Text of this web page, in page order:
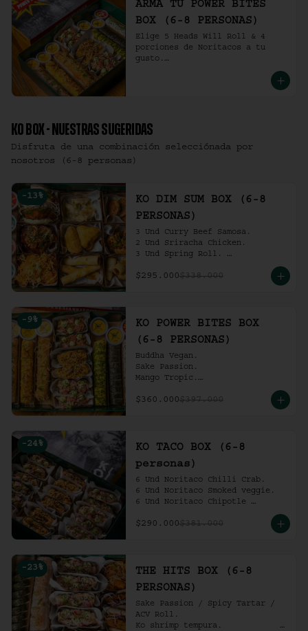
ARMA TU POWER BITES
BOX (6-8 PERSONAS)
Elige 5 Heads Will Roll & 4
porciones de Noritacos a tu
gusto.
KO BOX - NUESTRAS SUGERIDAS
Disfruta de una combinación selecciónada por
nosotros (6-8 personas)
-13 %
KO DIM SUM BOX (6-8
PERSONAS)
3 Und Curry Beef Samosa.
2 Und Sriracha Chicken.
3 Und Spring Roll.
3 Und Cha Siu Roll.
Gochujang Ribs.
$295.000$338.000
- 9%
KO POWER BITES BOX
(6-8 PERSONAS)
Buddha Vegan.
Sake Passion.
Mango Tropic.
Dragon.
2 Und Noritaco Chilli Crab.
(6-8 personas).
$360.000$397.000
-24 %
KO TACO BOX (6-8
personas)
6 Und Noritaco Chilli Crab.
6 Und Noritaco Smoked veggie.
6 Und Noritaco Chipotle
$290.000$381.000
-23 %
THE HITS BOX (6-8
PERSONAS)
Sake Passion / Spicy Tartar /
ACV Roll.
Ko shrimp tempura.